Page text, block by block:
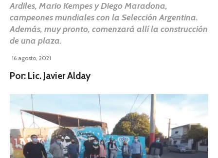
Ardiles, Mario Kempes y Diego Maradona,
campeones mundiales con la Selección Argentina.
Además, muy pronto, comenzará allí la construcción
de una plaza.
16 agosto, 2021
Por: Lic. Javier Alday